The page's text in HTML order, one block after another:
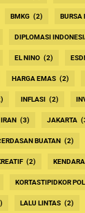
BMKG (2) BURSA
DIPLOMASI
EL NINO (2)
HARGA EMAS (2)
INFLASI (2)
IRAN (3) JAKARTA
BUATAN (2)
(2)
KORTASTIPIDKOR
LALU LINTAS (2)